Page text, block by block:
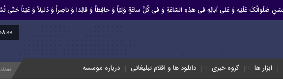
صَلَواتُکَ عَلَیْهِ وَ عَلى آبائِهِ فی هذِهِ السّاعَةِ وَ فی کُلِّ ساعَةٍ وَلِیّاً وَ حافِظاً وَ قائِدا ‏وَ ناصِراً وَ دَلیلاً وَ عَیْناً حَتّى
ابزار ها گروه خبری دانلود ها و اقلام تبلیغاتی درباره موسسه تعداد